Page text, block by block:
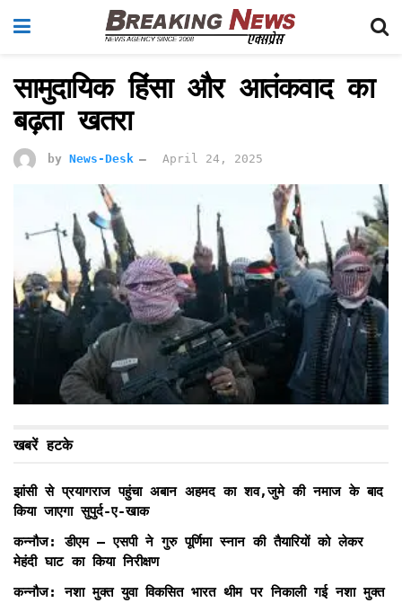
सामुदायिक हिंसा और आतंकवाद का
बढ़ता खतरा
by News-Desk April 24, 2025
खबरें हटके
झांसी से प्रयागराज पहुंचा अबान अहमद का शव,जुमे की नमाज के बाद
किया जाएगा सुपुर्द-ए-खाक
कन्नौज: डीएम – एसपी ने गुरु पूर्णिमा स्नान की तैयारियों को लेकर
मेहंदी घाट का किया निरीक्षण
कन्नौज: नशा मुक्त युवा विकसित भारत थीम पर निकाली गई नशा मुक्त